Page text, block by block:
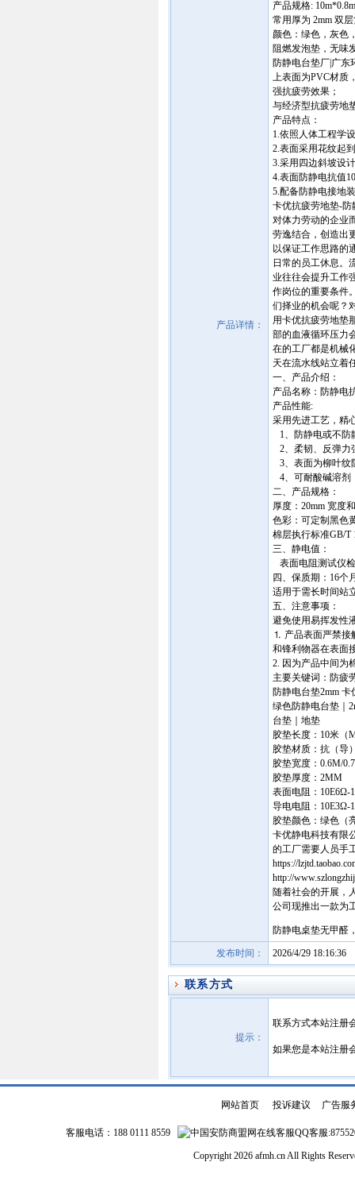
产品详情：
产品规格:
常用厚为 2mm 双
颜色：绿色，灰色
阻燃发泡垫，无味
防静电台垫厂|广东
上表面为PVC材质
强抗疲劳效果；
与经济型抗疲劳地
产品特点：
1.依照人体工程学
2.表面采用花纹起
3.采用四边斜坡设
4.表面防静电抗值
5.配备防静电接地
卡优抗疲劳地垫-防
对体力劳动的企业
劳逸结合，创造出
以保证工作思路的
日常的员工休息。
业往往会提升工作
作岗位的重要条件
们择业的机会呢？
用卡优抗疲劳地垫
部的血液循环压力
在的工厂都是机械
天在流水线站立着
一、产品介绍：
产品名称：防静电
产品性能:
采用先进工艺，精
1、防静电或不防
2、柔韧、反弹力
3、表面为柳叶纹
4、可耐酸碱溶剂
二、产品规格：
厚度：20mm 宽度
色彩：可定制黑色
棉层执行标准GB/T
三、静电值：
表面电阻测试仪
四、保质期：16个
适用于需长时间站
五、注意事项：
避免使用易挥发性
⒈ 产品表面严禁接
和锋利物器在表面
2. 因为产品中间为
主要关键词：防疲
防静电台垫2mm
绿色防静电台垫｜
台垫｜地垫
胶垫长度：10米（
胶垫材质：抗（导
胶垫宽度：0.6M/
胶垫厚度：2MM
表面电阻：10E6Ω-
导电电阻：10E3Ω-
胶垫颜色：绿色（
卡优静电科技有限
的工厂需要人员手
https://
http://
随着社会的开展，
公司现推出一款为
防静电桌垫无甲醛
发布时间： 2026/4/29 18:16:36
联系方式
提示：
联系方式本站注册
如果您是本站注册
网站首页| 投诉建议 广告服
客服电话：188 0111 8559 QQ客服
Copyright 2026 afmh.cn All Rights